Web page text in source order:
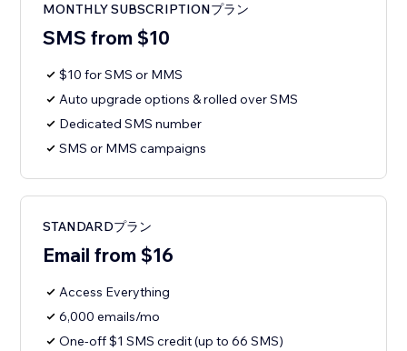
MONTHLY SUBSCRIPTIONプラン
SMS from $10
$10 for SMS or MMS
Auto upgrade options & rolled over SMS
Dedicated SMS number
SMS or MMS campaigns
STANDARDプラン
Email from $16
Access Everything
6,000 emails/mo
One-off $1 SMS credit (up to 66 SMS)